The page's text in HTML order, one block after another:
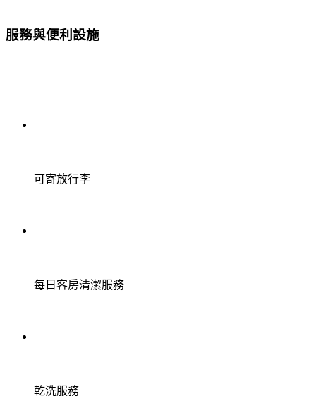
服務與便利設施
可寄放行李
每日客房清潔服務
乾洗服務